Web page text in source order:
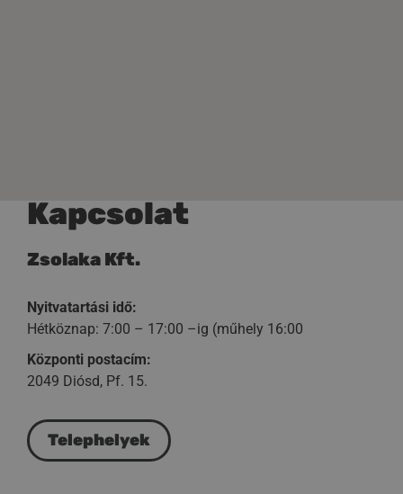
Kapcsolat
Zsolaka Kft.
Nyitvatartási idő:
Hétköznap: 7:00 – 17:00 –ig (műhely 16:00
Központi postacím:
2049 Diósd, Pf. 15.
Telephelyek